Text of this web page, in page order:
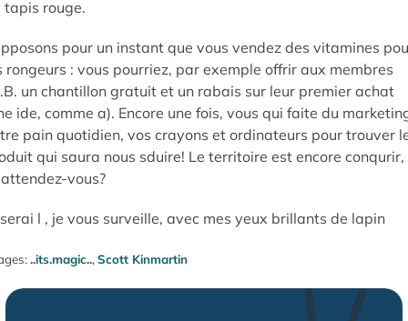
tapis rouge.
pour un instant que vous vendez des vitamines
rongeurs : vous pourriez, par exemple offrir aux membres
un chantillon gratuit et un rabais sur leur premier achat
ide, comme a). Encore une fois, vous qui faite du
pain quotidien, vos crayons et ordinateurs pour trouver
qui saura nous sduire! Le territoire est encore conqurir,
vous?
serai l , je vous surveille, avec mes yeux brillants de lapin
..its.magic.., Scott Kinmartin